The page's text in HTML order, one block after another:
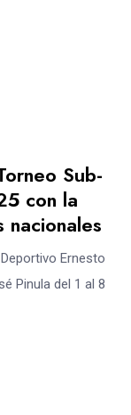
Sub-
con la
nacionales
Ernesto
Pinula del 1 al 8